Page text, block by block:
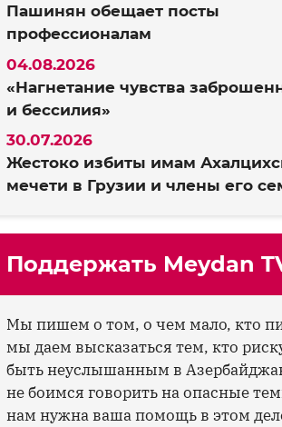
Пашинян обещает посты
профессионалам
«Нагнетание чувства
и бессилия»
04.08.2026
Жестоко избиты имам
мечети в Грузии и члены его
30.07.2026
Поддержать Meydan
Мы пишем о том, о чем мало, кто
мы даем высказаться тем, кто
быть неуслышанным в
не боимся говорить на опасные
нам нужна ваша помощь в этом